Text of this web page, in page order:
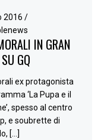
2016 /
IN GRAN
GQ
ex protagonista
‘La Pupa e il
spesso al centro
e soubrette di
[…]